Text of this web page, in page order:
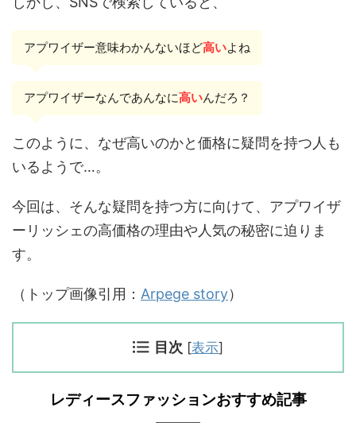
アプワイザー意味わかんないほど高いよね
アプワイザーなんであんなに高いんだろ？
このように、なぜ高いのかと価格に疑問を持つ人も
いるようで…。
今回は、そんな疑問を持つ方に向けて、アプワイザ
ーリッシェの高価格の理由や人気の秘密に迫りま
す。
（トップ画像引用： Arpege story）
目次 [表示]
レディースファッションおすすめ記事